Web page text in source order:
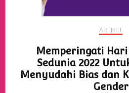
ARTIKEL
Memperingati
Sedunia 2022
Menyudahi Bias dan
Gender